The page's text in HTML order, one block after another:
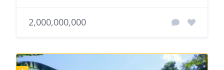
2,000,000,000